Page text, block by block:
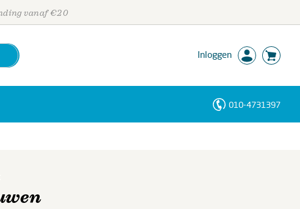
vanaf €20
Inloggen
010-4731397
Personen